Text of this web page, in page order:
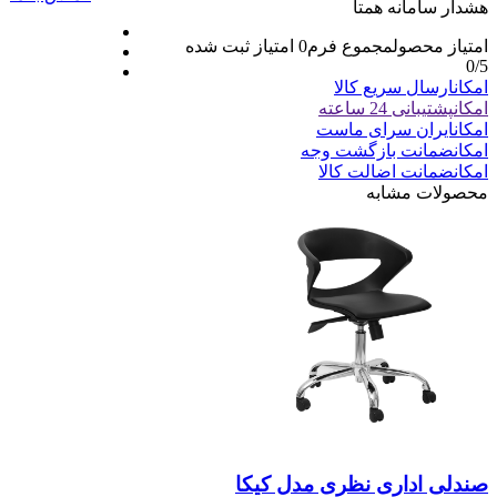
هشدار سامانه همتا
امتیاز محصولمجموع فرم0 امتیاز ثبت شده
0/5
امکانارسال سریع کالا
امکانپشتیبانی 24 ساعته
امکانایران سرای ماست
امکانضمانت بازگشت وجه
امکانضمانت اضالت کالا
محصولات مشابه
صندلی اداری نظری مدل کیکا